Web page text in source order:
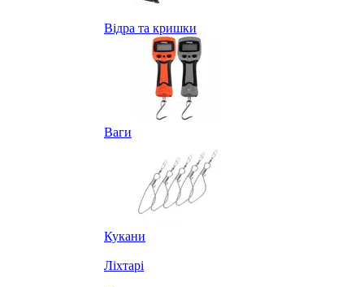
Відра та кришки
Ваги
Кукани
Ліхтарі